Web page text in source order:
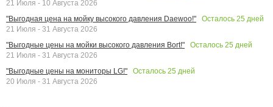
21 Июля - 10 Августа 2026
"Выгодная цена на мойку высокого давления Daewoo!"
Осталось 25 дней
21 Июля - 31 Августа 2026
"Выгодные цены на мойки высокого давления Bort!"
Осталось 25 дней
21 Июля - 31 Августа 2026
"Выгодные цены на мониторы LG!"
Осталось 25 дней
20 Июля - 31 Августа 2026